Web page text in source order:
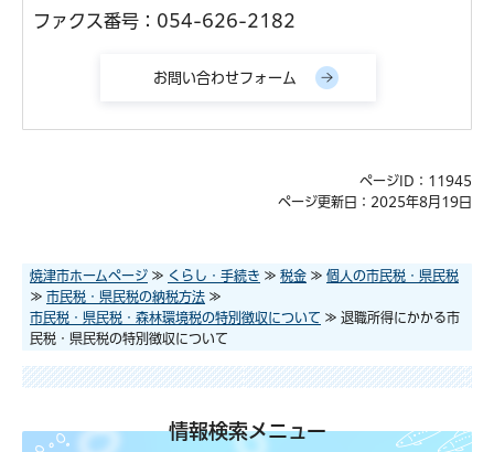
ファクス番号：054-626-2182
ページID：11945
ページ更新日：2025年8月19日
焼津市ホームページ ≫ くらし・手続き ≫ 税金 ≫ 個人の市民税・県民税
≫ 市民税・県民税の納税方法 ≫
市民税・県民税・森林環境税の特別徴収について ≫ 退職所得にかかる市
民税・県民税の特別徴収について
情報検索メニュー